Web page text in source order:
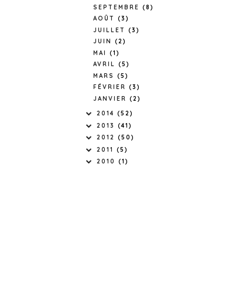
SEPTEMBRE (8)
AOÛT (3)
JUILLET (3)
JUIN (2)
MAI (1)
AVRIL (5)
MARS (5)
FÉVRIER (3)
JANVIER (2)
2014 (52)
2013 (41)
2012 (50)
2011 (5)
2010 (1)